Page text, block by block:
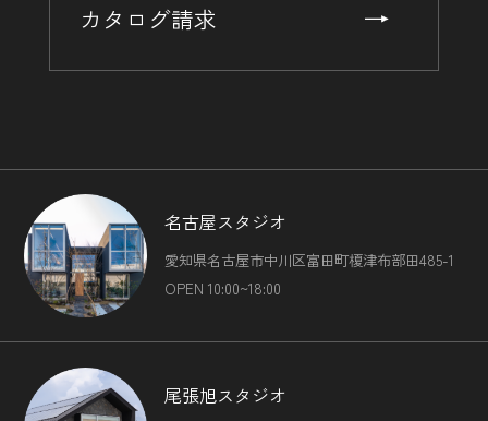
カタログ請求
名古屋スタジオ
愛知県名古屋市中川区富田町榎津布部田485-1
OPEN 10:00~18:00
尾張旭スタジオ